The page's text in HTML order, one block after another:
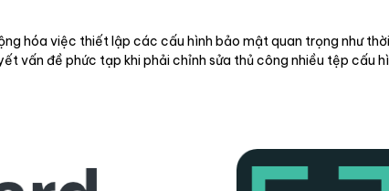
hóa việc thiết lập các cấu hình bảo mật quan trọng như
vấn đề phức tạp khi phải chỉnh sửa thủ công nhiều tệp cấu